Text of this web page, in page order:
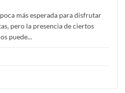
más esperada para disfrutar
pero la presencia de ciertos
puede...